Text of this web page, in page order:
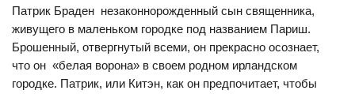
Патрик Браден  незаконнорожденный сын священника,
живущего в маленьком городке под названием Париш.
Брошенный, отвергнутый всеми, он прекрасно осознает,
что он  «белая ворона» в своем родном ирландском
городке. Патрик, или Китэн, как он предпочитает, чтобы